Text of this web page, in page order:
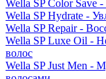
Wella SP Color Save
Wella SP Hydrate -
Wella SP Repair -
Wella SP Luxe Oil -
волос
Wella SP Just Men -